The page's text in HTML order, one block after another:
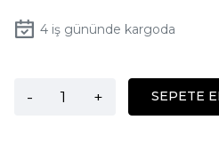
4iş gününde kargoda
- + SEPETE